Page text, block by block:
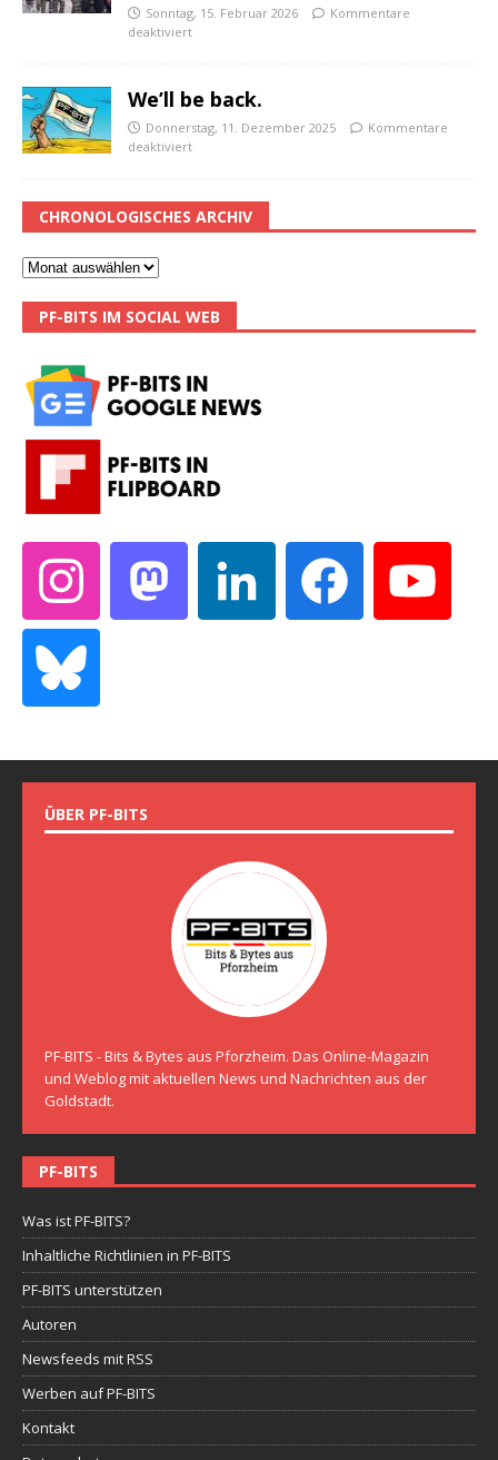
Sonntag, 15. Februar 2026
Kommentare
deaktiviert
We’ll be back.
Donnerstag, 11. Dezember 2025
Kommentare
deaktiviert
CHRONOLOGISCHES ARCHIV
PF-BITS IM SOCIAL WEB
ÜBER PF-BITS
PF-BITS - Bits & Bytes aus Pforzheim. Das Online-Magazin
und Weblog mit aktuellen News und Nachrichten aus der
Goldstadt.
PF-BITS
Was ist PF-BITS?
Inhaltliche Richtlinien in PF-BITS
PF-BITS unterstützen
Autoren
Newsfeeds mit RSS
Werben auf PF-BITS
Kontakt